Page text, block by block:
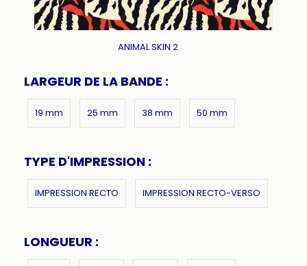
ANIMAL SKIN 2
LARGEUR DE LA BANDE :
19 mm 25 mm 38 mm 50 mm
TYPE D'IMPRESSION :
IMPRESSION RECTO IMPRESSION RECTO-VERSO
LONGUEUR :